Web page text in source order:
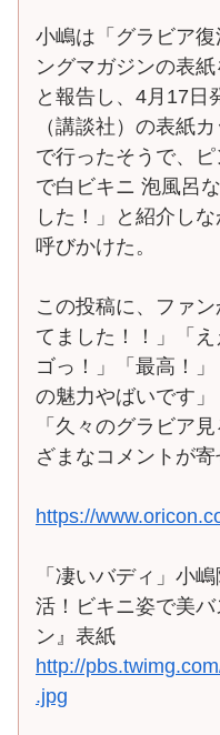
小嶋は「グラビア
ングマガジンの表紙
と報告し、4月17日
（講談社）の表紙
で行ったそうで、
で白ビキニ 泡風呂
した！」と紹介し
呼びかけた。
この投稿に、ファ
てました！！」「
ゴっ！」「最高！
の魅力やばいです」
「久々のグラビア
ざまなコメントが寄
https://
「凄いバディ」小
活！ビキニ姿で美
ン』表紙
http://
.jpg